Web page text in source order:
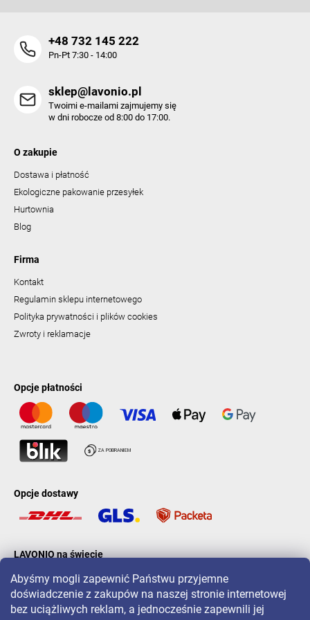
Abyśmy mogli zapewnić Państwu przyjemne
doświadczenie z zakupów na naszej stronie internetowej
bez uciążliwych reklam, a jednocześnie zapewnili jej
+48 732 145 222
Pn-Pt 7:30 - 14:00
sklep@lavonio.pl
Twoimi e-mailami zajmujemy się
w dni robocze od 8:00 do 17:00.
O zakupie
Dostawa i płatność
Ekologiczne pakowanie przesyłek
Hurtownia
Blog
Firma
Kontakt
Regulamin sklepu internetowego
Polityka prywatności i plików cookies
Zwroty i reklamacje
Opcje płatności
Opcje dostawy
LAVONIO na świecie